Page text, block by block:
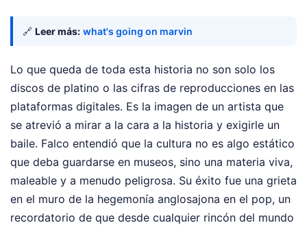
🔗 Leer más: what's going on marvin
Lo que queda de toda esta historia no son solo los
discos de platino o las cifras de reproducciones en las
plataformas digitales. Es la imagen de un artista que
se atrevió a mirar a la cara a la historia y exigirle un
baile. Falco entendió que la cultura no es algo estático
que deba guardarse en museos, sino una materia viva,
maleable y a menudo peligrosa. Su éxito fue una grieta
en el muro de la hegemonía anglosajona en el pop, un
recordatorio de que desde cualquier rincón del mundo